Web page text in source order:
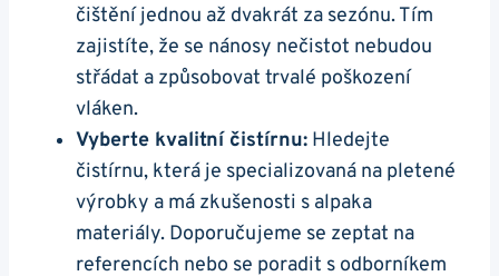
čištění jednou až⁢ dvakrát za sezónu. Tím
zajistíte, že se nánosy nečistot nebudou
střádat ​a‍ způsobovat trvalé poškození
vláken.
Vyberte kvalitní čistírnu: Hledejte
čistírnu, ​která je specializovaná na pletené
výrobky⁣ a má zkušenosti s alpaka
materiály. Doporučujeme se zeptat na
referencích ⁣nebo se poradit s‍ odborníkem